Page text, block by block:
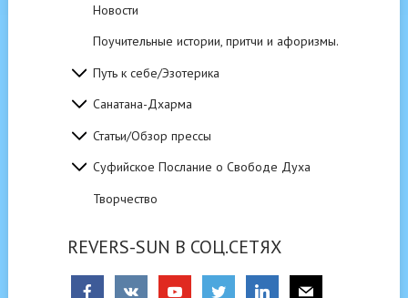
Новости
Поучительные истории, притчи и афоризмы.
Путь к себе/Эзотерика
Санатана-Дхарма
Статьи/Обзор прессы
Суфийское Послание о Свободе Духа
Творчество
REVERS-SUN В СОЦ.СЕТЯХ